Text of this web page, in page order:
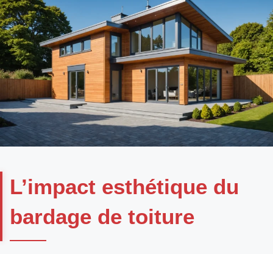
L’impact esthétique du
bardage de toiture